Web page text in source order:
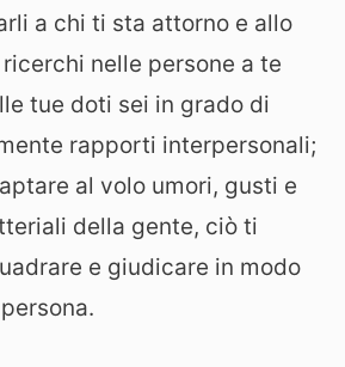
a chi ti sta attorno e allo
nelle persone a te
tue doti sei in grado di
rapporti interpersonali;
al volo umori, gusti e
della gente, ciò ti
e giudicare in modo